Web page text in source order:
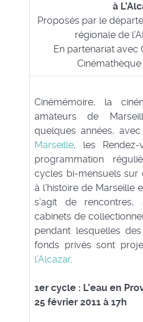
à
Proposés par le
régionale de
En partenariat avec
Cinémémoire, la
amateurs de
quelques années,
Marseille, les Rendez-
programmation
cycles bi-mensuels sur
à l’histoire de Marseille
s’agit de
cabinets de
pendant lesquelles
fonds privés sont
l’Alcazar.
1er cycle : L’eau en
25 février 2011 à 17h